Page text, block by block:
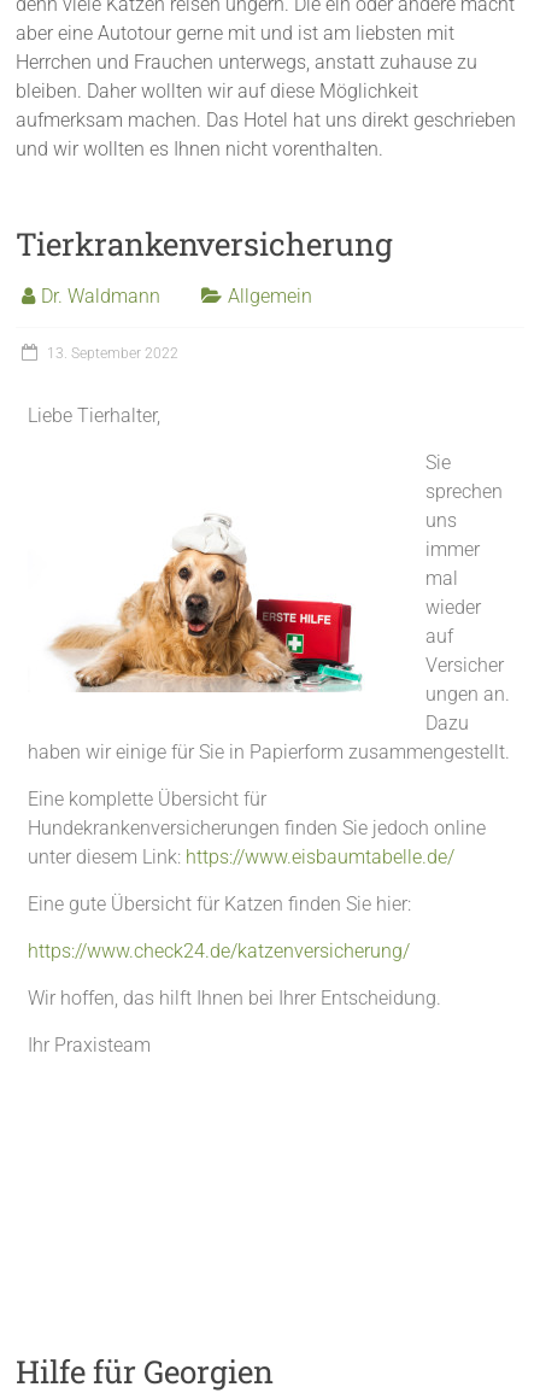
aber eine Autotour gerne mit und ist am liebsten mit
Herrchen und Frauchen unterwegs, anstatt zuhause zu
bleiben. Daher wollten wir auf diese Möglichkeit
aufmerksam machen. Das Hotel hat uns direkt geschrieben
und wir wollten es Ihnen nicht vorenthalten.
Tierkrankenversicherung
Dr. Waldmann Allgemein
13. September 2022
Liebe Tierhalter,
Sie
sprechen
uns
immer
mal
wieder
auf
Versicher
ungen an.
Dazu
haben wir einige für Sie in Papierform zusammengestellt.
Eine komplette Übersicht für
Hundekrankenversicherungen finden Sie jedoch online
unter diesem Link: https://www.eisbaumtabelle.de/
Eine gute Übersicht für Katzen finden Sie hier:
https://www.check24.de/katzenversicherung/
Wir hoffen, das hilft Ihnen bei Ihrer Entscheidung.
Ihr Praxisteam
Hilfe für Georgien